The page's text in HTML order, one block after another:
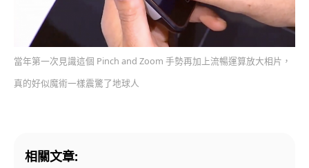
當年第一次見識這個 Pinch and Zoom 手勢再加上流暢運算放大相片，
真的好似魔術一樣震驚了地球人
相關文章: